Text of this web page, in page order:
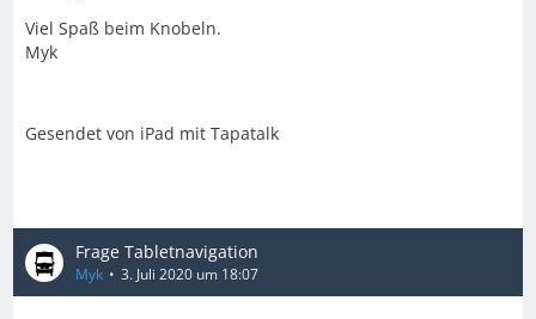
Viel Spaß beim Knobeln.
Myk
Gesendet von iPad mit Tapatalk
Frage Tabletnavigation
Myk 3. Juli 2020 um 18:07